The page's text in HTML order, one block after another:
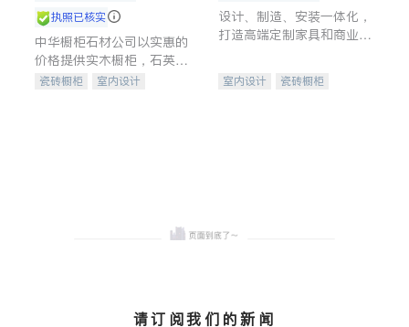
执照已核实
中华橱柜石材公司以实惠的
价格提供实木橱柜，石英石
台面，多种优质不锈钢水
瓷砖橱柜
室内设计
设计、制造、安装一体化，
打造高端定制家具和商业空
室内设计
瓷砖橱柜
请订阅我们的新闻